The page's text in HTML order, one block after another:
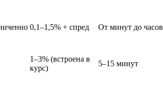
0,1–1,5% + спред От минут до часов
1–3% (встроена в
курс)
5–15 минут